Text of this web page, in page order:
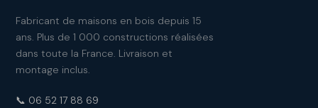
Fabricant de maisons en bois depuis 15
ans. Plus de 1 000 constructions réalisées
dans toute la France. Livraison et
montage inclus.
📞 06 52 17 88 69